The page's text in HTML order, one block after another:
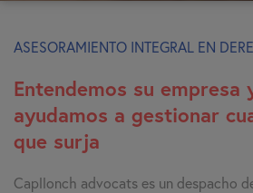
ASESORAMIENTO INTEGRAL EN
Entendemos su empresa
ayudamos a gestionar
que surja
Capllonch advocats es un despacho